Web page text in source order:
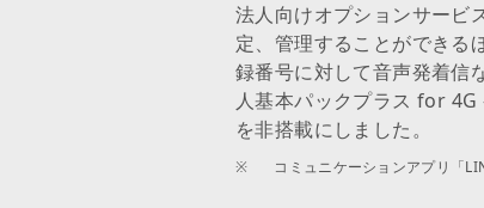
法人向けオプションサービ
定、管理することができる
録番号に対して音声発着信
人基本パックプラス for
を非搭載にしました。
※ コミュニケーションアプリ「